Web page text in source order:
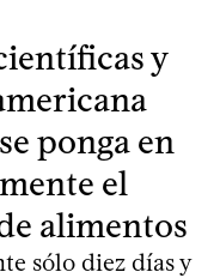
y
ponga en
el
alimentos
sólo diez días y